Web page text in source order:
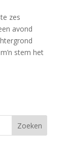
zes
avond
stem het